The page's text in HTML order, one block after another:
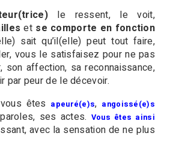
le ressent, le voit,
et se comporte en fonction
sait qu’il(elle) peut tout faire,
vous le satisfaisez pour ne pas
son affection, sa reconnaissance,
par peur de le décevoir.
êtes apeuré(e)s, angoissé(e)s
ses actes. Vous êtes ainsi
avec la sensation de ne plus